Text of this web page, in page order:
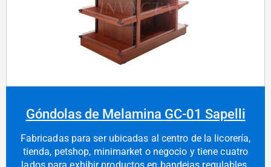
Góndolas de Melamina GC-01 Sapelli
Fabricadas para ser ubicadas al centro de la licorería,
tienda, petshop, minimarket o negocio y tiene cuatro